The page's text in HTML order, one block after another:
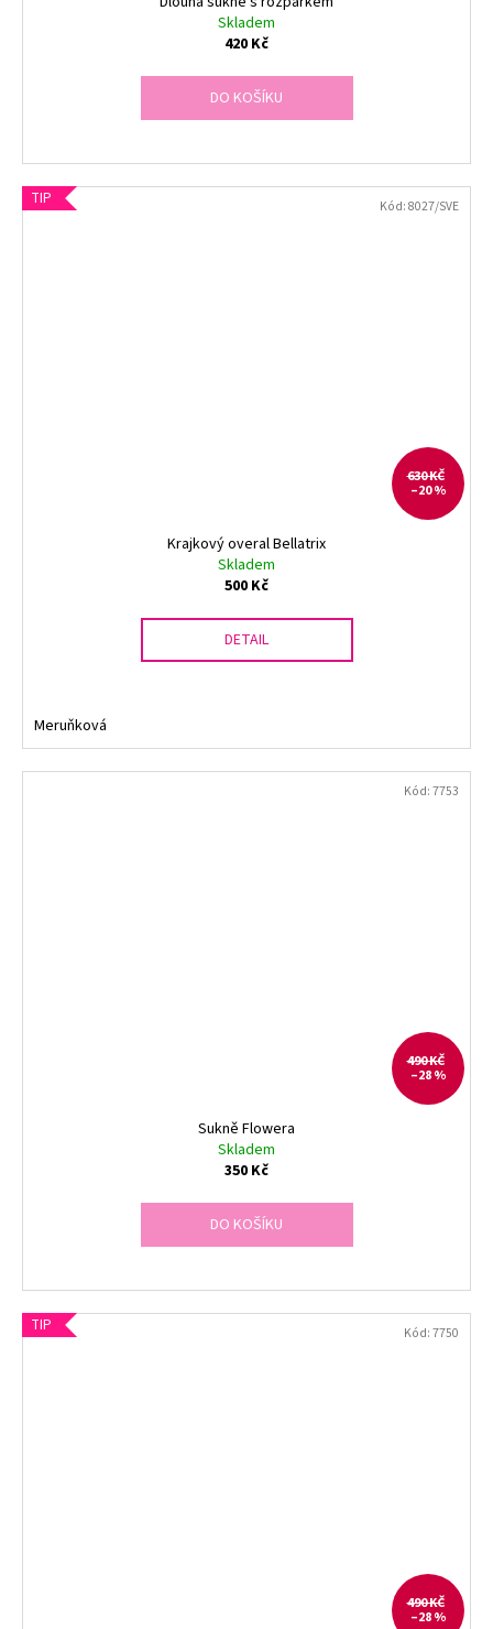
Skladem
420 Kč
DO KOŠÍKU
TIP
630 KČ
–20 %
Krajkový overal Bellatrix
Skladem
500 Kč
DETAIL
Meruňková
Kód:8027/SVE
490 KČ
–28 %
Sukně Flowera
Skladem
350 Kč
DO KOŠÍKU
Kód:7753
TIP
490 KČ
–28 %
Kód:7750